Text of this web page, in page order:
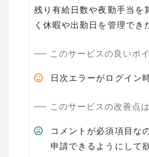
残り有給日数や夜勤手当を
く休暇や出勤日を管理でき
このサービスの良いポ
日次エラーがログイン
このサービスの改善点
コメントが必須項目な
申請できるようにして